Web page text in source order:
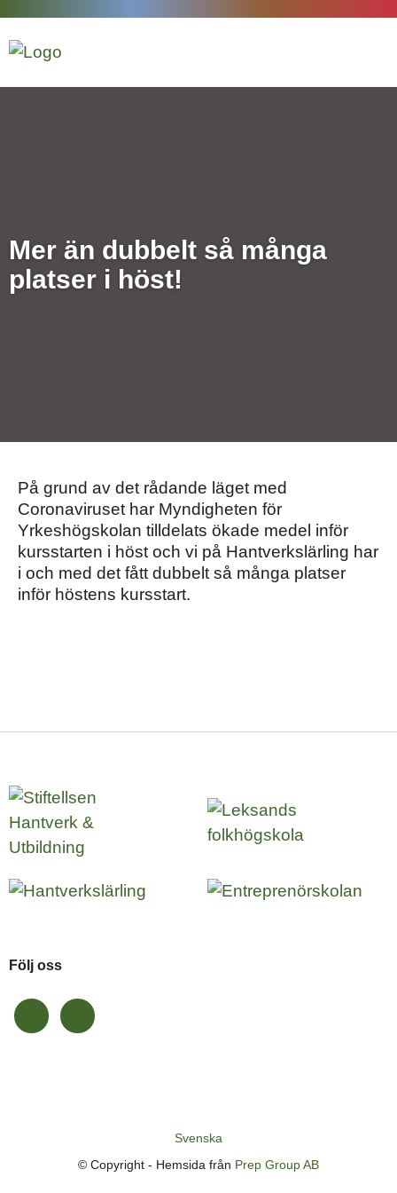
Mer än dubbelt så många
platser i höst!
På grund av det rådande läget med
Coronaviruset har Myndigheten för
Yrkeshögskolan tilldelats ökade medel inför
kursstarten i höst och vi på Hantverkslärling har
i och med det fått dubbelt så många platser
inför höstens kursstart.
Följ oss
Svenska
© Copyright - Hemsida från Prep Group AB